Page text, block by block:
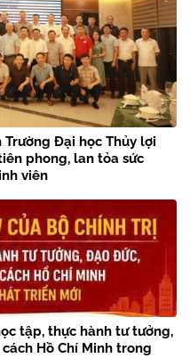
Trường Đại học Thủy lợi
phong, lan tỏa sức
viên
tập, thực hành tư tưởng,
Hồ Chí Minh trong